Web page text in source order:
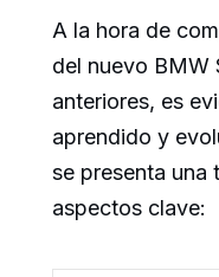
A la hora de
del nuevo BMW
anteriores, es
aprendido y
se presenta una
aspectos clave: